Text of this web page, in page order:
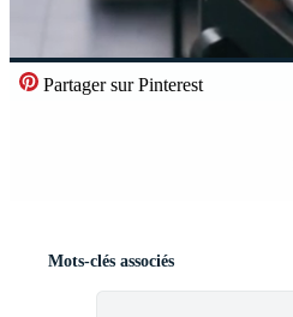
Partager sur Pinterest
Mots-clés associés